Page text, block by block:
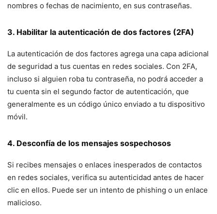
nombres o fechas de nacimiento, en sus contraseñas.
3. Habilitar la autenticación de dos factores (2FA)
La autenticación de dos factores agrega una capa adicional
de seguridad a tus cuentas en redes sociales. Con 2FA,
incluso si alguien roba tu contraseña, no podrá acceder a
tu cuenta sin el segundo factor de autenticación, que
generalmente es un código único enviado a tu dispositivo
móvil.
4. Desconfía de los mensajes sospechosos
Si recibes mensajes o enlaces inesperados de contactos
en redes sociales, verifica su autenticidad antes de hacer
clic en ellos. Puede ser un intento de phishing o un enlace
malicioso.